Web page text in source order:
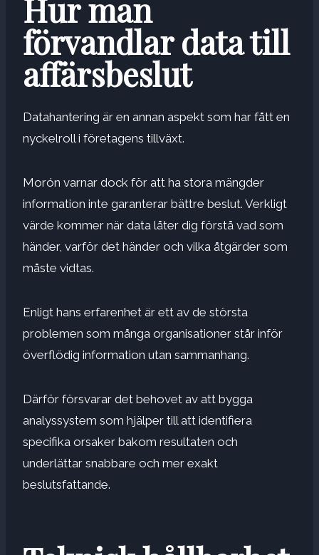
Hur man
förvandlar data till
affärsbeslut
Datahantering är en annan aspekt som har fått en
nyckelroll i företagens tillväxt.
Morón varnar dock för att ha stora mängder
information inte garanterar bättre beslut. Verkligt
värde kommer när data låter dig förstå vad som
händer, varför det händer och vilka åtgärder som
måste vidtas.
Enligt hans erfarenhet är ett av de största
problemen som många organisationer står inför
överflödig information utan sammanhang.
Därför försvarar det behovet av att bygga
analyssystem som hjälper till att identifiera
specifika orsaker bakom resultaten och
underlättar snabbare och mer exakt
beslutsfattande.